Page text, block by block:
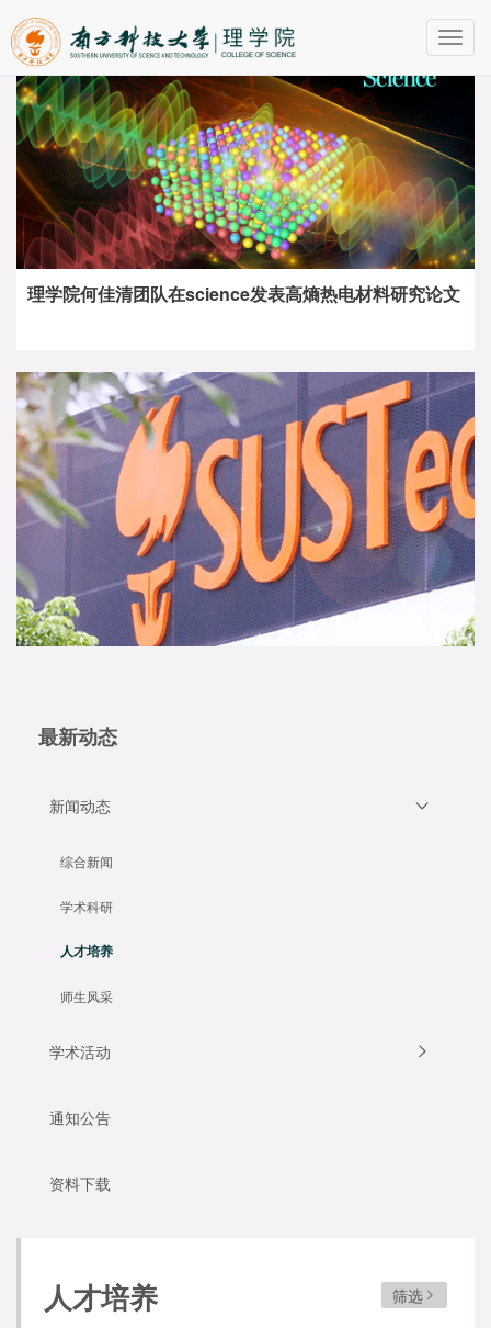
理学院何佳清团队在science发表高熵热电材料研究论文
最新动态
新闻动态
综合新闻
学术科研
人才培养
师生风采
学术活动
通知公告
资料下载
人才培养 筛选